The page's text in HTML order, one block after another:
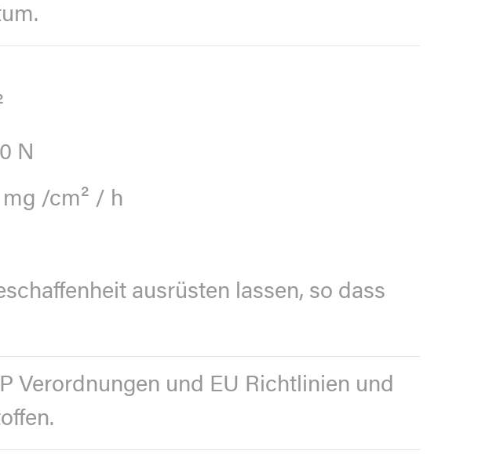
N
/cm² / h
ausrüsten lassen, so dass
Verordnungen und EU Richtlinien und